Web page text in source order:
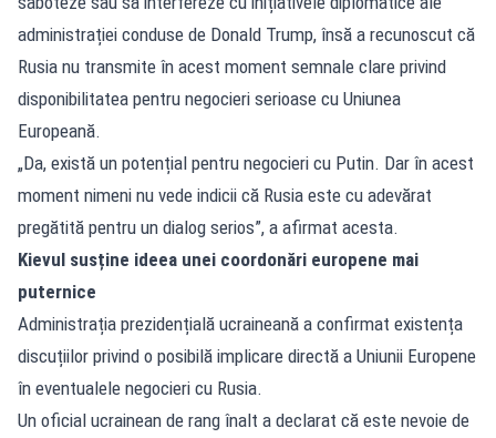
administrației conduse de Donald Trump, însă a recunoscut că
Rusia nu transmite în acest moment semnale clare privind
disponibilitatea pentru negocieri serioase cu Uniunea
Europeană.
„Da, există un potențial pentru negocieri cu Putin. Dar în acest
moment nimeni nu vede indicii că Rusia este cu adevărat
pregătită pentru un dialog serios”, a afirmat acesta.
Kievul susține ideea unei coordonări europene mai
puternice
Administrația prezidențială ucraineană a confirmat existența
discuțiilor privind o posibilă implicare directă a Uniunii Europene
în eventualele negocieri cu Rusia.
Un oficial ucrainean de rang înalt a declarat că este nevoie de